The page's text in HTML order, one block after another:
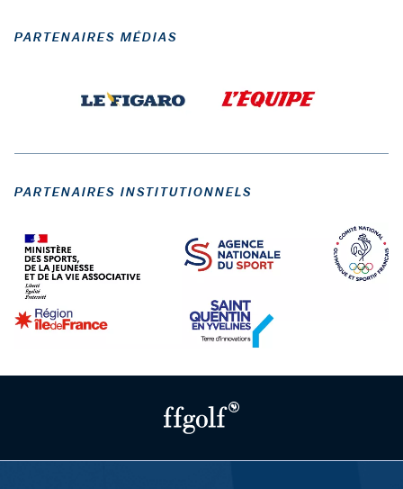
PARTENAIRES MÉDIAS
PARTENAIRES INSTITUTIONNELS